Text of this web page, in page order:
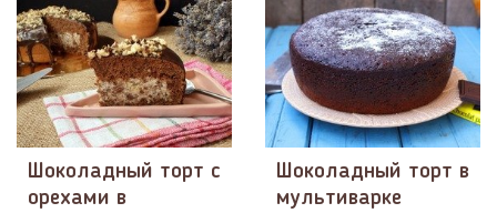
Шоколадный торт с
орехами в
Шоколадный торт в
мультиварке